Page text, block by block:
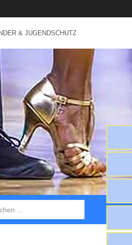
& JUGENDSCHUTZ